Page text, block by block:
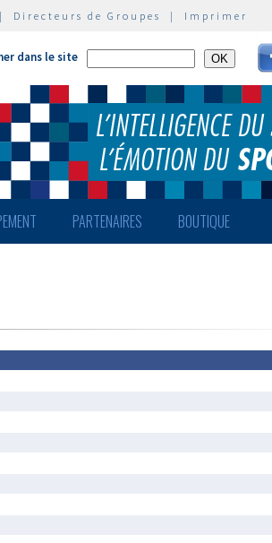
Directeurs de Groupes | Imprimer
dans le site
PARTENAIRES BOUTIQUE